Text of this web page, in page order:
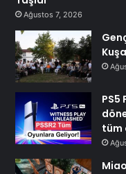
Ağustos 7, 2026
PS5
tüm